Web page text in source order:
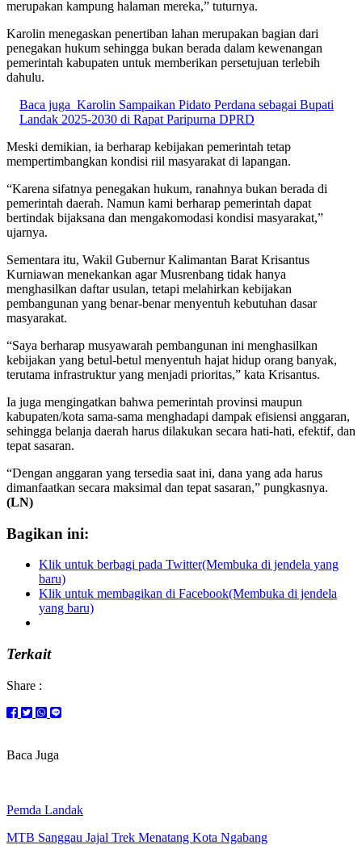
merupakan kampung halaman mereka,” tuturnya.
Karolin menegaskan penertiban lahan merupakan bagian dari
penegakan hukum sehingga bukan berada dalam kewenangan
pemerintah kabupaten untuk memberikan persetujuan terlebih
dahulu.
Baca juga Karolin Sampaikan Pidato Perdana sebagai Bupati
Landak 2025-2030 di Rapat Paripurna DPRD
Meski demikian, ia berharap kebijakan pemerintah tetap
mempertimbangkan kondisi riil masyarakat di lapangan.
“Karena sifatnya penegakan hukum, ranahnya bukan berada di
pemerintah daerah. Namun kami berharap pemerintah dapat
bertindak bijaksana dan mengakomodasi kondisi masyarakat,”
ujarnya.
Sementara itu, Wakil Gubernur Kalimantan Barat Krisantus
Kurniawan menekankan agar Musrenbang tidak hanya
menghasilkan daftar usulan, tetapi melahirkan kebijakan
pembangunan yang benar-benar menyentuh kebutuhan dasar
masyarakat.
“Saya berharap musyawarah pembangunan ini menghasilkan
kebijakan yang betul-betul menyentuh hajat hidup orang banyak,
terutama infrastruktur yang menjadi prioritas,” kata Krisantus.
Ia juga mengingatkan bahwa pemerintah provinsi maupun
kabupaten/kota sama-sama menghadapi dampak efisiensi anggaran,
sehingga belanja daerah harus dilakukan secara hati-hati, efektif, dan
tepat sasaran.
“Dengan anggaran yang tersedia saat ini, dana yang ada harus
dimanfaatkan secara maksimal dan tepat sasaran,” pungkasnya.
(LN)
Bagikan ini:
Klik untuk berbagi pada Twitter(Membuka di jendela yang
baru)
Klik untuk membagikan di Facebook(Membuka di jendela
yang baru)
Terkait
Share :
Baca Juga
Pemda Landak
MTB Sanggau Jajal Trek Menatang Kota Ngabang